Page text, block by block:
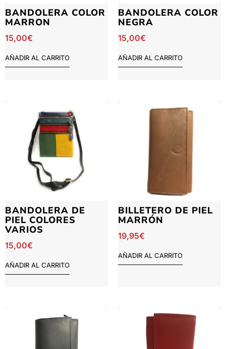
BANDOLERA COLOR
MARRON
15,00€
AÑADIR AL CARRITO
BANDOLERA COLOR
NEGRA
15,00€
AÑADIR AL CARRITO
BANDOLERA DE
PIEL COLORES
VARIOS
15,00€
AÑADIR AL CARRITO
BILLETERO DE PIEL
MARRÓN
19,95€
AÑADIR AL CARRITO